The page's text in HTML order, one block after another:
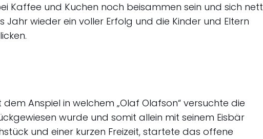
Kaffee und Kuchen noch beisammen sein und sich nett
wieder ein voller Erfolg und die Kinder und Eltern
Anspiel in welchem „Olaf Olafson“ versuchte die
wurde und somit allein mit seinem Eisbär
und einer kurzen Freizeit, startete das offene